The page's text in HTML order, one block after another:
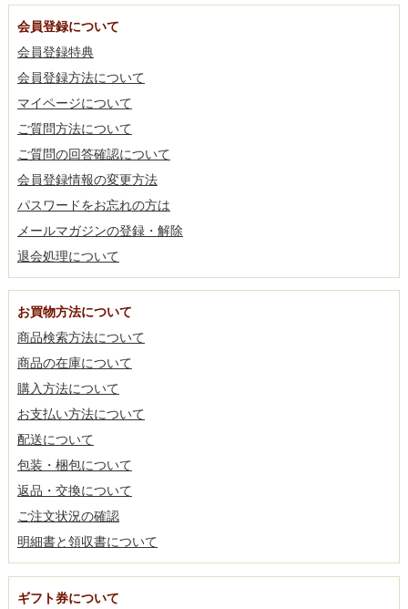
会員登録について
会員登録特典
会員登録方法について
マイページについて
ご質問方法について
ご質問の回答確認について
会員登録情報の変更方法
パスワードをお忘れの方は
メールマガジンの登録・解除
退会処理について
お買物方法について
商品検索方法について
商品の在庫について
購入方法について
お支払い方法について
配送について
包装・梱包について
返品・交換について
ご注文状況の確認
明細書と領収書について
ギフト券について